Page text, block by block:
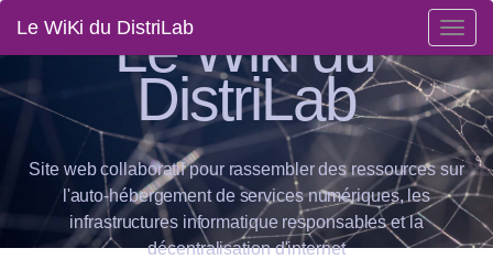
Le WiKi du DistriLabLe Wiki du
DistriLab
Site web collaboratif pour rassembler des ressources sur
l'auto-hébergement de services numériques, les
infrastructures informatique responsables et la
décentralisation d'internet